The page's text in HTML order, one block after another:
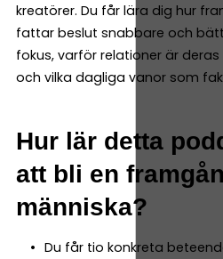
kreatörer. Du får lära dig hur
fattar beslut snabbare och
fokus, varför relationer är
och vilka dagliga vanor som
Hur lär detta
att bli en
människa?
Du får tio konkreta